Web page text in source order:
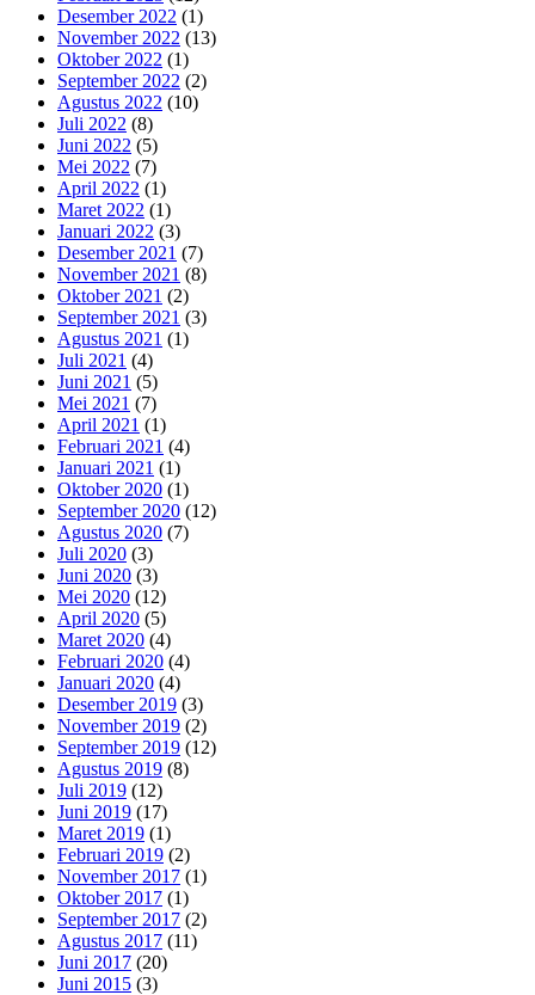
Desember 2022 (1)
November 2022 (13)
Oktober 2022 (1)
September 2022 (2)
Agustus 2022 (10)
Juli 2022 (8)
Juni 2022 (5)
Mei 2022 (7)
April 2022 (1)
Maret 2022 (1)
Januari 2022 (3)
Desember 2021 (7)
November 2021 (8)
Oktober 2021 (2)
September 2021 (3)
Agustus 2021 (1)
Juli 2021 (4)
Juni 2021 (5)
Mei 2021 (7)
April 2021 (1)
Februari 2021 (4)
Januari 2021 (1)
Oktober 2020 (1)
September 2020 (12)
Agustus 2020 (7)
Juli 2020 (3)
Juni 2020 (3)
Mei 2020 (12)
April 2020 (5)
Maret 2020 (4)
Februari 2020 (4)
Januari 2020 (4)
Desember 2019 (3)
November 2019 (2)
September 2019 (12)
Agustus 2019 (8)
Juli 2019 (12)
Juni 2019 (17)
Maret 2019 (1)
Februari 2019 (2)
November 2017 (1)
Oktober 2017 (1)
September 2017 (2)
Agustus 2017 (11)
Juni 2017 (20)
Juni 2015 (3)